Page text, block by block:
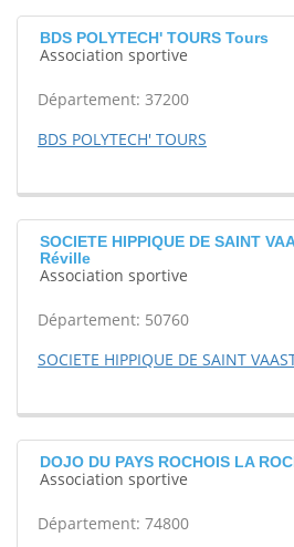
BDS POLYTECH' TOURS Tours
Association sportive
Département: 37200
BDS POLYTECH' TOURS
SOCIETE HIPPIQUE DE SAINT
Réville
Association sportive
Département: 50760
SOCIETE HIPPIQUE DE SAINT
DOJO DU PAYS ROCHOIS LA
Association sportive
Département: 74800